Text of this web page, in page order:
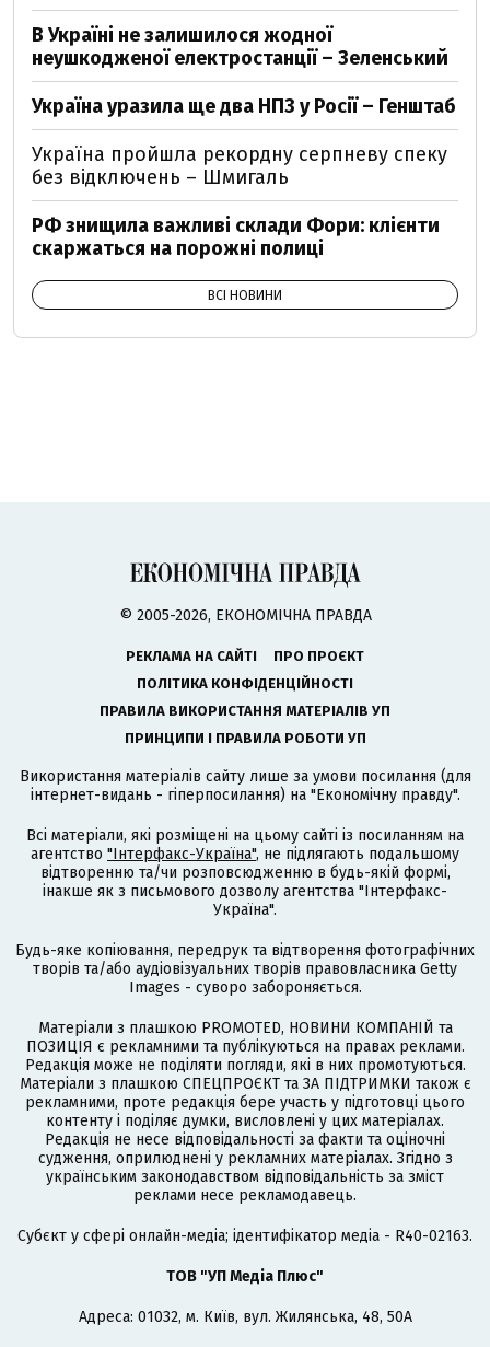
В Україні не залишилося жодної
неушкодженої електростанції – Зеленський
Україна уразила ще два НПЗ у Росії – Генштаб
Україна пройшла рекордну серпневу спеку
без відключень – Шмигаль
РФ знищила важливі склади Фори: клієнти
скаржаться на порожні полиці
ВСІ НОВИНИ
© 2005-2026, ЕКОНОМІЧНА ПРАВДА
РЕКЛАМА НА САЙТІ
ПРО ПРОЄКТ
ПОЛІТИКА КОНФІДЕНЦІЙНОСТІ
ПРАВИЛА ВИКОРИСТАННЯ МАТЕРІАЛІВ УП
ПРИНЦИПИ І ПРАВИЛА РОБОТИ УП
Використання матеріалів сайту лише за умови посилання (для
інтернет-видань - гіперпосилання) на "Економічну правду".
Всі матеріали, які розміщені на цьому сайті із посиланням на
агентство "Інтерфакс-Україна", не підлягають подальшому
відтворенню та/чи розповсюдженню в будь-якій формі,
інакше як з письмового дозволу агентства "Інтерфакс-
Україна".
Будь-яке копіювання, передрук та відтворення фотографічних
творів та/або аудіовізуальних творів правовласника Getty
Images - суворо забороняється.
Матеріали з плашкою PROMOTED, НОВИНИ КОМПАНІЙ та
ПОЗИЦІЯ є рекламними та публікуються на правах реклами.
Редакція може не поділяти погляди, які в них промотуються.
Матеріали з плашкою СПЕЦПРОЄКТ та ЗА ПІДТРИМКИ також є
рекламними, проте редакція бере участь у підготовці цього
контенту і поділяє думки, висловлені у цих матеріалах.
Редакція не несе відповідальності за факти та оціночні
судження, оприлюднені у рекламних матеріалах. Згідно з
українським законодавством відповідальність за зміст
реклами несе рекламодавець.
Cубєкт у сфері онлайн-медіа; ідентифікатор медіа - R40-02163.
ТОВ "УП Медіа Плюс"
Адреса: 01032, м. Київ, вул. Жилянська, 48, 50А